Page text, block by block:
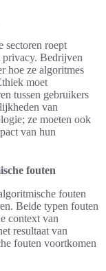
sectoren roept
privacy. Bedrijven
hoe ze algoritmes
moet
tussen gebruikers
van
ze moeten ook
van hun
fouten
fouten
Beide typen fouten
context van
resultaat van
fouten voortkomen